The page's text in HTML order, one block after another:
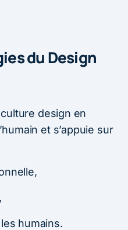
du Design
design en
et s’appuie sur
humains.